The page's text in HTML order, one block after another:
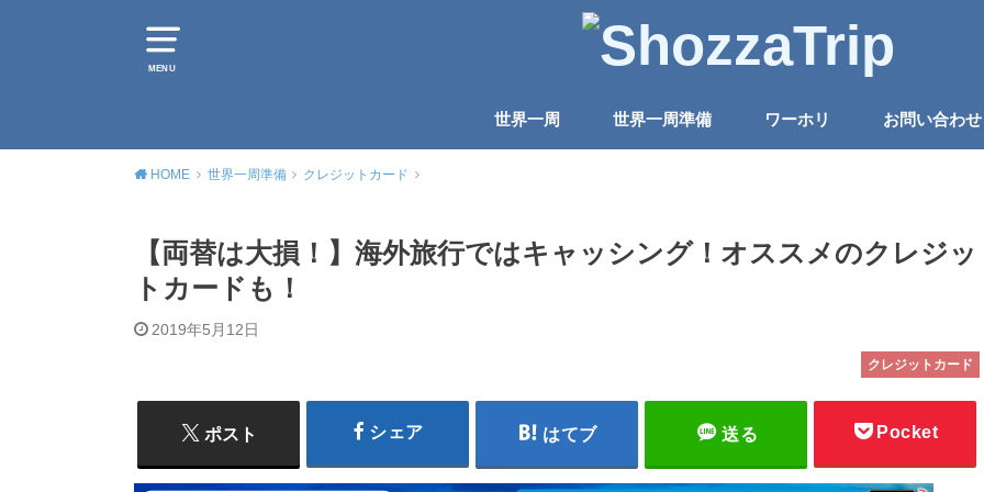
MENU
世界一周 世界一周準備 ワーホリ お問い合わせ
HOME 世界一周準備 クレジットカード
【両替は大損！】海外旅行ではキャッシング！オススメのクレジッ
トカードも！
2019年5月12日
クレジットカード
ポスト シェア はてブ 送る Pocket